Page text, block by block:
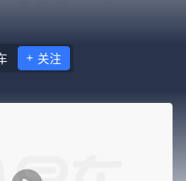
+ 关注